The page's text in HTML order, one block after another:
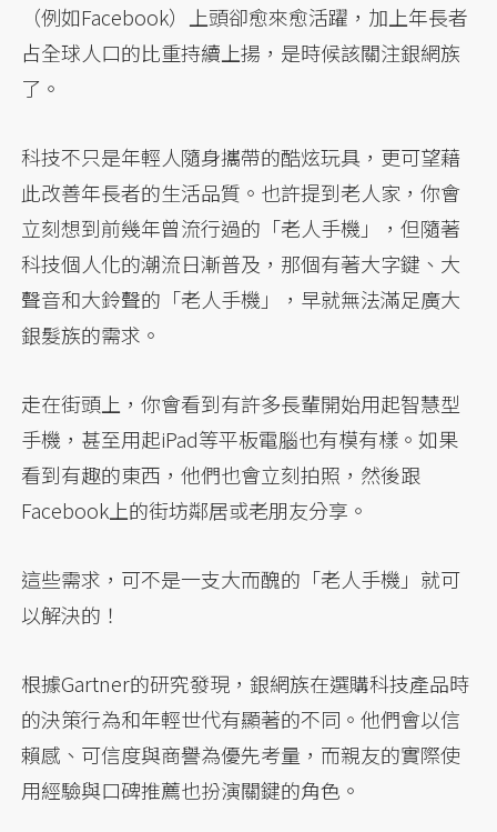
（例如Facebook）上頭卻愈來愈活躍，加上年長者
占全球人口的比重持續上揚，是時候該關注銀網族
了。
科技不只是年輕人隨身攜帶的酷炫玩具，更可望藉
此改善年長者的生活品質。也許提到老人家，你會
立刻想到前幾年曾流行過的「老人手機」，但隨著
科技個人化的潮流日漸普及，那個有著大字鍵、大
聲音和大鈴聲的「老人手機」，早就無法滿足廣大
銀髮族的需求。
走在街頭上，你會看到有許多長輩開始用起智慧型
手機，甚至用起iPad等平板電腦也有模有樣。如果
看到有趣的東西，他們也會立刻拍照，然後跟
Facebook上的街坊鄰居或老朋友分享。
這些需求，可不是一支大而醜的「老人手機」就可
以解決的！
根據Gartner的研究發現，銀網族在選購科技產品時
的決策行為和年輕世代有顯著的不同。他們會以信
賴感、可信度與商譽為優先考量，而親友的實際使
用經驗與口碑推薦也扮演關鍵的角色。